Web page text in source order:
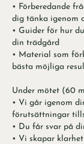
• Förberedande
dig tänka igenom
• Guider för hur
din trädgård
• Material som
bästa möjliga
Under mötet (60
• Vi går igenom
förutsättningar
• Du får svar på
• Vi skapar